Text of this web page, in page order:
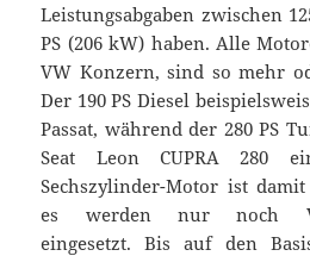
Leistungsabgaben zwischen
PS (206 kW) haben. Alle
VW Konzern, sind so mehr
Der 190 PS Diesel
Passat, während der 280 PS
Seat Leon CUPRA 280
Sechszylinder-Motor ist
es werden nur noch
eingesetzt. Bis auf den